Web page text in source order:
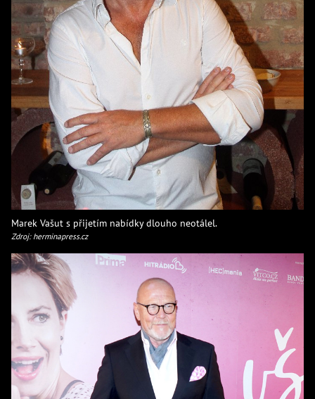
Marek Vašut s přijetím nabídky dlouho neotálel.
Zdroj: herminapress.cz